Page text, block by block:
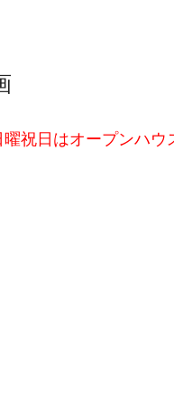
祝日はオープンハウ